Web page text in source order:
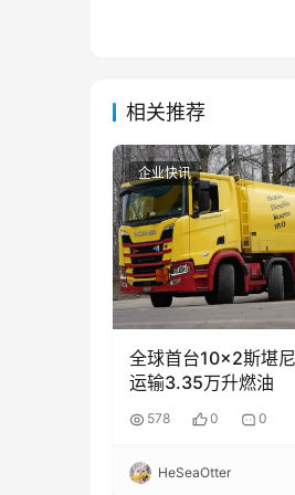
相关推荐
企业快讯
全球首台10×2斯堪
运输3.35万升燃油
578 0 0
HeSeaOtter